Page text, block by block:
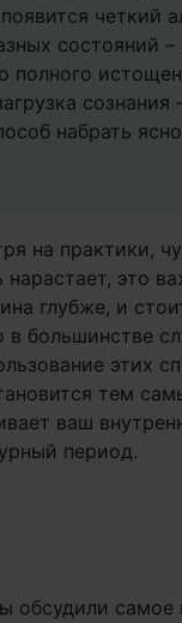
четкий
состояний –
полного
сознания
набрать
на практики,
это
глубже, и
в большинстве
этих
тем
ваш
период.
обсудили самое